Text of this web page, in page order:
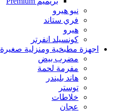
نيو هيرو
فري ستاند
هيرو
كونسيلد انفرتر
اجهزة مطبخية ومنزلية صغيرة
مضرب بيض
مفرمة لحمة
هاند بليندر
توستر
خلاطات
عجان